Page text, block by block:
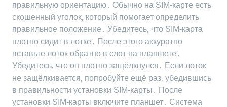
правильную ориентацию․ Обычно на SIM-карте есть
скошенный уголок‚ который помогает определить
правильное положение․ Убедитесь‚ что SIM-карта
плотно сидит в лотке․ После этого аккуратно
вставьте лоток обратно в слот на планшете․
Убедитесь‚ что он плотно защёлкнулся․ Если лоток
не защёлкивается‚ попробуйте ещё раз‚ убедившись
в правильности установки SIM-карты․ После
установки SIM-карты включите планшет․ Система